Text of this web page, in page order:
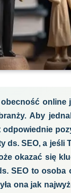
Aby
SEO, a jeśli
okazać się
SEO to
ona jak